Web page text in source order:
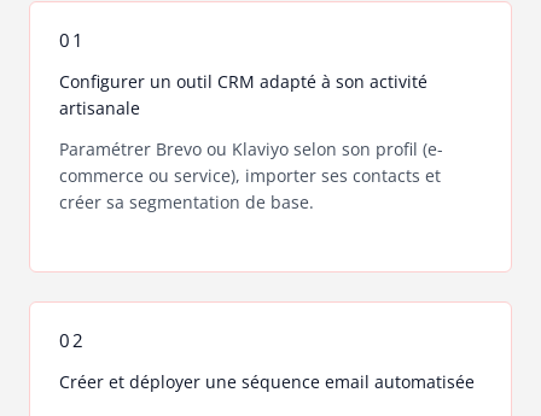
01
Configurer un outil CRM adapté à son activité
artisanale
Paramétrer Brevo ou Klaviyo selon son profil (e-
commerce ou service), importer ses contacts et
créer sa segmentation de base.
02
Créer et déployer une séquence email automatisée